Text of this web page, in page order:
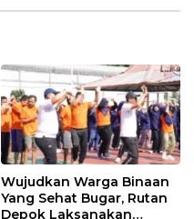
Wujudkan Warga Binaan
Yang Sehat Bugar, Rutan
Depok Laksanakan